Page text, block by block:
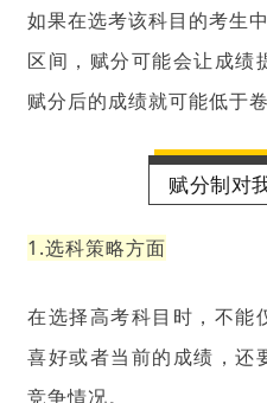
如果在选考该科目的考生
区间，赋分可能会让成绩
赋分后的成绩就可能低于卷
赋分制对
1.选科策略方面
在选择高考科目时，不能
喜好或者当前的成绩，还
竞争情况。